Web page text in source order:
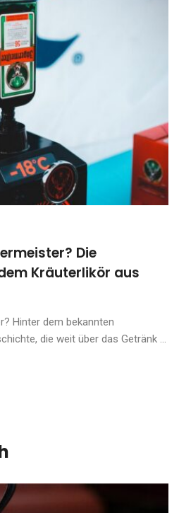
Die
Kräuterlikör aus
Hinter dem bekannten
die weit über das Getränk ...